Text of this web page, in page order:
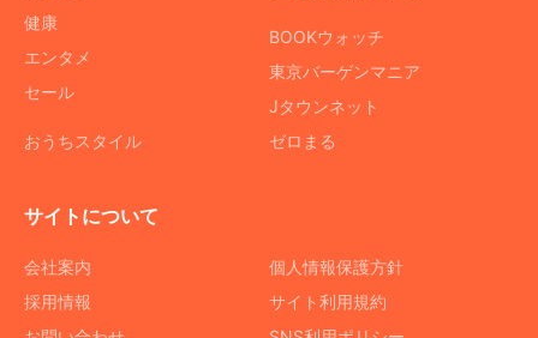
健康
エンタメ
セール
おうちスタイル
BOOKウォッチ
東京バーゲンマニア
Jタウンネット
ゼロまる
サイトについて
会社案内
採用情報
個人情報保護方針
サイト利用規約